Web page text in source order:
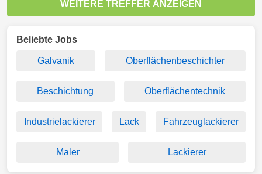
WEITERE TREFFER ANZEIGEN
Beliebte Jobs
Galvanik Oberflächenbeschichter
Beschichtung Oberflächentechnik
Industrielackierer Lack Fahrzeuglackierer
Maler Lackierer